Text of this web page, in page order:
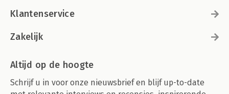
Klantenservice
Zakelijk
Altijd op de hoogte
Schrijf u in voor onze nieuwsbrief en blijf up-to-date